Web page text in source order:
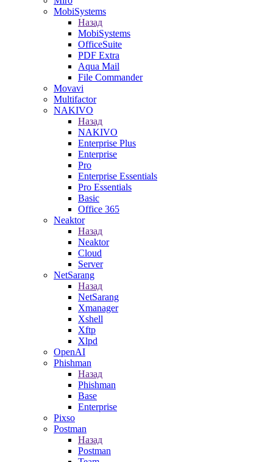
MobiSystems
Назад
MobiSystems
OfficeSuite
PDF Extra
Aqua Mail
File Commander
Movavi
Multifactor
NAKIVO
Назад
NAKIVO
Enterprise Plus
Enterprise
Pro
Enterprise Essentials
Pro Essentials
Basic
Office 365
Neaktor
Назад
Neaktor
Cloud
Server
NetSarang
Назад
NetSarang
Xmanager
Xshell
Xftp
Xlpd
OpenAI
Phishman
Назад
Phishman
Base
Enterprise
Pixso
Postman
Назад
Postman